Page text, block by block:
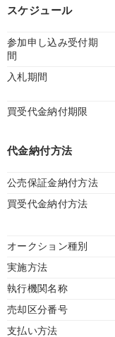
スケジュール
参加申し込み受付期
間
入札期間
買受代金納付期限
代金納付方法
公売保証金納付方法
買受代金納付方法
オークション種別
実施方法
執行機関名称
売却区分番号
支払い方法